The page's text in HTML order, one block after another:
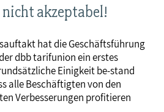
akzeptabel!
hat die Geschäftsführung
dbb tarifunion ein erstes
Einigkeit be-stand
alle Beschäftigten von den
Verbesserungen profitieren